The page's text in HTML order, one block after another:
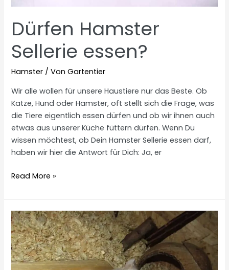
Dürfen Hamster
Sellerie essen?
Hamster / VonGartentier
Wir alle wollen für unsere Haustiere nur das Beste. Ob
Katze, Hund oder Hamster, oft stellt sich die Frage, was
die Tiere eigentlich essen dürfen und ob wir ihnen auch
etwas aus unserer Küche füttern dürfen. Wenn Du
wissen möchtest, ob Dein Hamster Sellerie essen darf,
haben wir hier die Antwort für Dich: Ja, er
Dürfen
Sellerie
essen?
Read More »